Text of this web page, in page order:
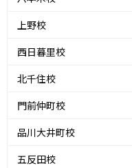
上野校
西日暮里校
北千住校
門前仲町校
品川大井町校
五反田校